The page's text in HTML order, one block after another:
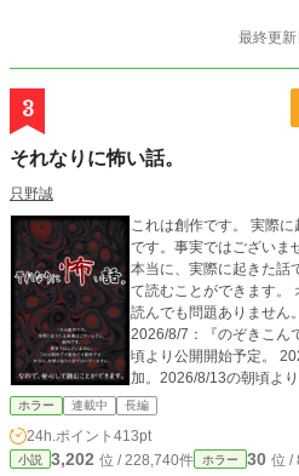
最終更
3
それなりに怖い話。
只野誠
これは創作です。 実際
です。事実ではございま
本当に、実際に起きた話ではござ
て読むことができます。 オムニバス形式なので、どの章から
読んでも問題ありません
2026/8/7：『のぞきこん
頃より公開開始予定。
加。2026/8/13の朝頃よ
な』の章を追加。2026/
8/4：『くびつか』の章
始予定。 2026/8/3：『は
より公開開始予定。
ホラー 連載中 長編
24h.ポイント 413pt
小説 3,202 位 / 228,740件 ホラー 30 位 /